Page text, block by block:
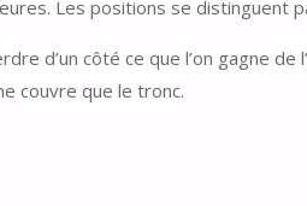
Les positions se distinguent
d’un côté ce que l’on gagne de
couvre que le tronc.